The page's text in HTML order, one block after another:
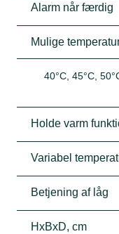
Alarm når færdig
Mulige
40°C, 45°C,
Holde varm
Variabel
Betjening af låg
HxBxD, cm